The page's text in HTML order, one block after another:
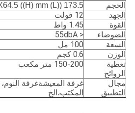
الحجم 173.5 ((L) X140 ((W) X64.5 ((H) mm
الجهد
12 فولت
القوة
1.45 واط
الضوضاء
< 55dbA
السعة
100 مل
الوزن
0.6 كجم
تغطية
الروائح
150-200 متر مكعب
مجال
التطبيق
غرفة المعيشةغرفة
المكتب، الخ